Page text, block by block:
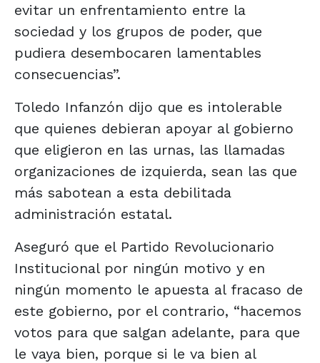
evitar un enfrentamiento entre la
sociedad y los grupos de poder, que
pudiera desembocaren lamentables
consecuencias”.
Toledo Infanzón dijo que es intolerable
que quienes debieran apoyar al gobierno
que eligieron en las urnas, las llamadas
organizaciones de izquierda, sean las que
más sabotean a esta debilitada
administración estatal.
Aseguró que el Partido Revolucionario
Institucional por ningún motivo y en
ningún momento le apuesta al fracaso de
este gobierno, por el contrario, “hacemos
votos para que salgan adelante, para que
le vaya bien, porque si le va bien al